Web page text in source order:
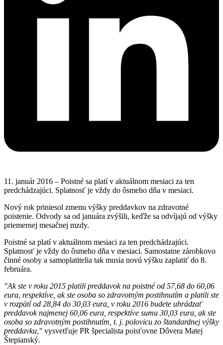
11. január 2016 – Poistné sa platí v aktuálnom mesiaci za ten
predchádzajúci. Splatnosť je vždy do ôsmeho dňa v mesiaci.
Nový rok priniesol zmenu výšky preddavkov na zdravotné
poistenie. Odvody sa od januára zvýšili, keďže sa odvíjajú od výšky
priemernej mesačnej mzdy.
Poistné sa platí v aktuálnom mesiaci za ten predchádzajúci.
Splatnosť je vždy do ôsmeho dňa v mesiaci. Samostatne zárobkovo
činné osoby a samoplatitelia tak musia novú výšku zaplatiť do 8.
februára.
"Ak ste v roku 2015 platili preddavok na poistné od 57,68 do 60,06
eura, respektíve, ak ste osoba so zdravotným postihnutím a platili ste
v rozpätí od 28,84 do 30,03 eura, v roku 2016 budete uhrádzať
preddavok najmenej 60,06 eura, respektíve sumu 30,03 eura, ak ste
osoba so zdravotným postihnutím, t. j. polovicu zo štandardnej výšky
preddavku," vysvetľuje PR špecialista poisťovne Dôvera Matej
Štepianský.